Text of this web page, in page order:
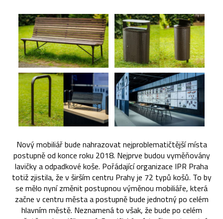
Nový mobiliář bude nahrazovat nejproblematičtější místa
postupně od konce roku 2018. Nejprve budou vyměňovány
lavičky a odpadkové koše. Pořádající organizace IPR Praha
totiž zjistila, že v širším centru Prahy je 72 typů košů. To by
se mělo nyní změnit postupnou výměnou mobiliáře, která
začne v centru města a postupně bude jednotný po celém
hlavním městě. Neznamená to však, že bude po celém